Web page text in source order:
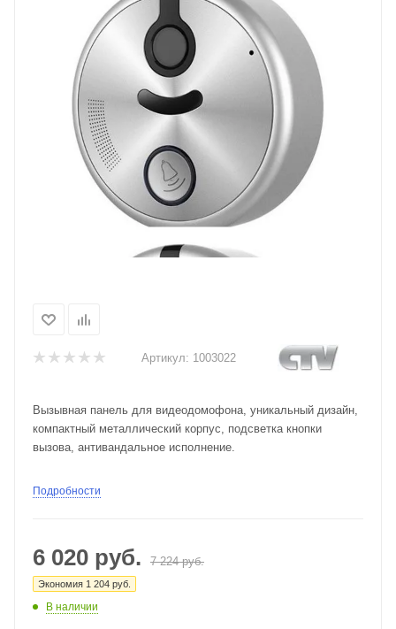
Артикул: 1003022
Вызывная панель для видеодомофона, уникальный дизайн,
компактный металлический корпус, подсветка кнопки
вызова, антивандальное исполнение.
Подробности
6 020 руб. 7 224руб.
Экономия 1 204 руб.
В наличии